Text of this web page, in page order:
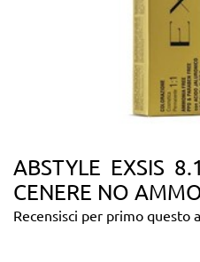
ABSTYLE EXSIS
CENERE NO
Recensisci per primo questo